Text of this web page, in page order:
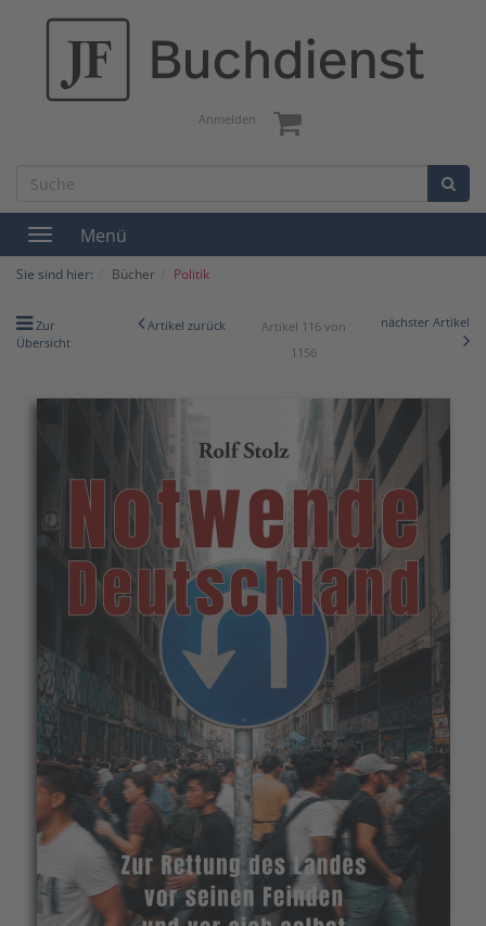
Anmelden
Toggle
navigation
Menü
Sie sind hier: Bücher Politik
Zur
Übersicht
Artikel zurück
Artikel 116 von
1156
nächster Artikel